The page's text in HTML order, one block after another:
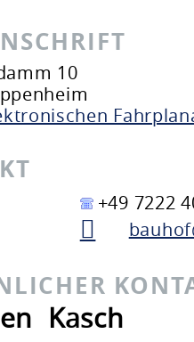
10
+49 7222
Kasch